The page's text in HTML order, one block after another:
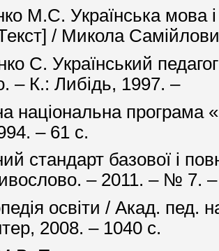
М.С. Українська мова
/ Микола
С. Український
– К.: Либідь,
національна програма
– 61 с.
стандарт базової і
– 2011. – № 7.
освіти / Акад. пед.
2008. – 1040 с.